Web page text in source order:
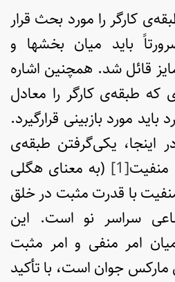
کارگر را مورد بحث قرار
باید میان بخش­ها و
قائل شد. همچنین اشاره
که طبقه‌ی کارگر را معادل
باید مورد بازبینی قرارگیرد.
اینجا، یکی‌گرفتن طبقه‌ی
منفیت[1]
(به معنای هگلی
با قدرت مثبت در خلق
سراسر نو است. این
امر منفی و امر مثبت
مارکس جوان است، با تأکید